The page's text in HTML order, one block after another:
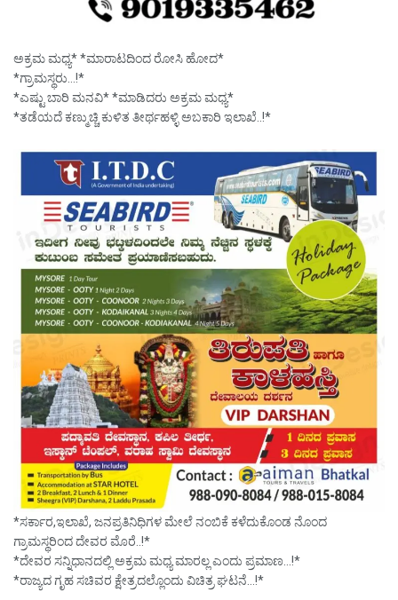
ಅಕ್ರಮ ಮಧ್ಯ* *ಮಾರಾಟದಿಂದ ರೋಸಿ ಹೋದ*
*ಗ್ರಾಮಸ್ಥರು…!*
*ಎಷ್ಟು ಬಾರಿ ಮನವಿ* *ಮಾಡಿದರು ಅಕ್ರಮ ಮಧ್ಯ*
*ತಡೆಯದೆ ಕಣ್ಮುಚ್ಚಿ ಕುಳಿತ ತೀರ್ಥಹಳ್ಳಿ ಅಬಕಾರಿ ಇಲಾಖೆ..!*
*ಸರ್ಕಾರ,ಇಲಾಖೆ, ಜನಪ್ರತಿನಿಧಿಗಳ ಮೇಲೆ ನಂಬಿಕೆ ಕಳೆದುಕೊಂಡ ನೊಂದ
ಗ್ರಾಮಸ್ಥರಿಂದ ದೇವರ ಮೊರೆ..!*
*ದೇವರ ಸನ್ನಿಧಾನದಲ್ಲಿ ಅಕ್ರಮ ಮಧ್ಯ ಮಾರಲ್ಲ ಎಂದು ಪ್ರಮಾಣ…!*
*ರಾಜ್ಯದ ಗೃಹ ಸಚಿವರ ಕ್ಷೇತ್ರದಲ್ಲೊಂದು ವಿಚಿತ್ರ ಘಟನೆ…!*